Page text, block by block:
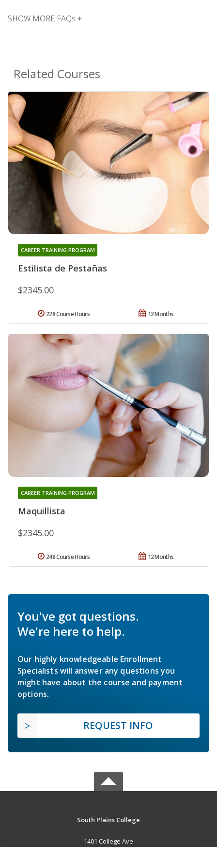
SHOW MORE FAQs +
Related Courses
Estilista de Pestañas
CAREER TRAINING PROGRAM
$2345.00
12 Months
228 Course Hours
Maquillista
CAREER TRAINING PROGRAM
$2345.00
12 Months
248 Course Hours
You've got questions.
We're here to help.
Our highly knowledgeable Enrollment
Specialists will answer any questions you
might have about the course and payment
options.
REQUEST INFO
South Plains College
1401 College Ave